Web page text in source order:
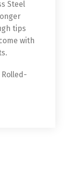
Steel
tips
with
Rolled-